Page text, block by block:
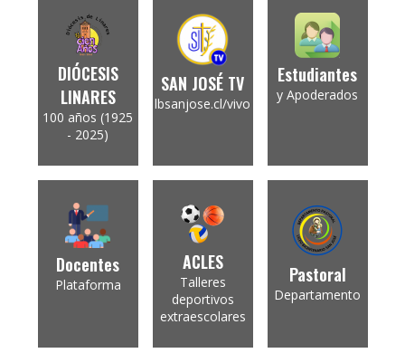
DIÓCESIS
LINARES
100 años (1925
- 2025)
SAN JOSÉ TV
lbsanjose.cl/vivo
Estudiantes
y Apoderados
Docentes
Plataforma
ACLES
Talleres
deportivos
extraescolares
Pastoral
Departamento